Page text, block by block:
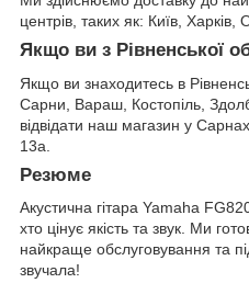
центрів, таких як: Київ,
Якщо ви з Рівненської
Якщо ви знаходитесь в
Сарни, Вараш, Костопіль,
відвідати наш магазин у
13а.
Резюме
Акустична гітара Yamaha
хто цінує якість та звук. Ми
найкраще обслуговування та
звучала!